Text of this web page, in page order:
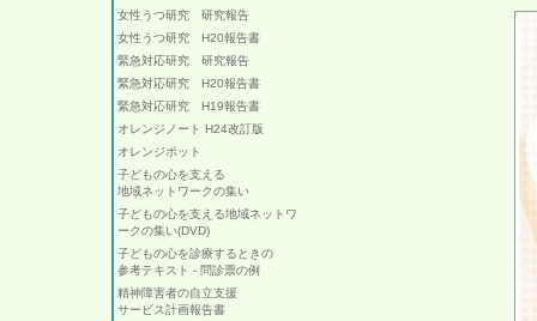
女性うつ研究 研究報告
女性うつ研究 H20報告書
緊急対応研究 研究報告
緊急対応研究 H20報告書
緊急対応研究 H19報告書
オレンジノート H24改訂版
オレンジポット
子どもの心を支える
地域ネットワークの集い
子どもの心を支える地域ネットワ
ークの集い(DVD)
子どもの心を診療するときの
参考テキスト - 問診票の例
精神障害者の自立支援
サービス計画報告書